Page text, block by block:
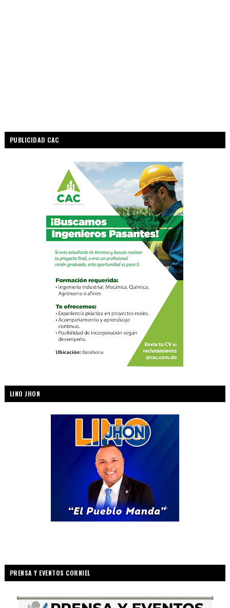
PUBLICIDAD CAC
LINO JHON
PRENSA Y EVENTOS CORNIEL